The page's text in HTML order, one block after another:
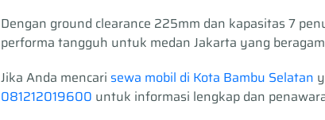
Dengan ground clearance 225mm dan kapasitas 7
performa tangguh untuk medan Jakarta yang
Jika Anda mencari sewa mobil di Kota Bambu Selatan
081212019600 untuk informasi lengkap dan